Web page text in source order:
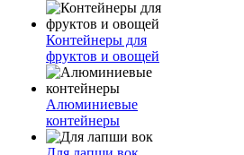
Контейнеры для
фруктов и овощей
Алюминиевые
контейнеры